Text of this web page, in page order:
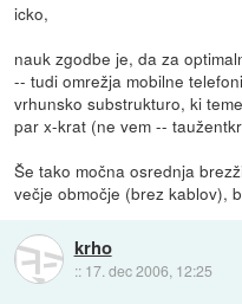
icko,
nauk zgodbe je, da za
-- tudi omrežja mobilne
vrhunsko substrukturo, ki
par x-krat (ne vem --
Še tako močna osrednja
večje območje (brez kablov),
krho
:: 17. dec 2006, 12:25